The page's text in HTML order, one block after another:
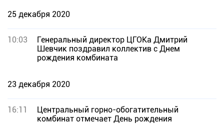
25 декабря 2020
10:03
Генеральный директор ЦГОКа Дмитрий
Шевчик поздравил коллектив с Днем
рождения комбината
23 декабря 2020
16:11
Центральный горно-обогатительный
комбинат отмечает День рождения